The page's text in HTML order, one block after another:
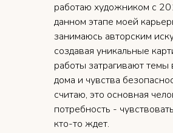
работаю художником с
данном этапе моей
занимаюсь авторским
создавая уникальные
работы затрагивают темы
дома и чувства
считаю, это основная
потребность -
кто-то ждет.